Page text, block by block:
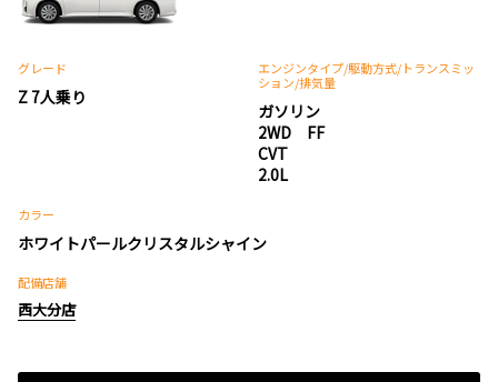
グレード
Z 7人乗り
エンジンタイプ/駆動方式/トランスミッ
ション/排気量
ガソリン
2WD FF
CVT
2.0L
カラー
ホワイトパールクリスタルシャイン
配備店舗
西大分店